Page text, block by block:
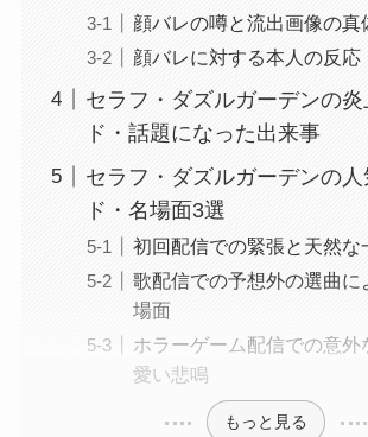
顔バレの噂と流出画像の真
顔バレに対する本人の反応
セラフ・ダズルガーデンの
ド・話題になった出来事
セラフ・ダズルガーデンの
ド・名場面3選
初回配信での緊張と天然な
歌配信での予想外の選曲に
場面
ホラーゲーム配信での意外
愛い悲鳴
もっと見る